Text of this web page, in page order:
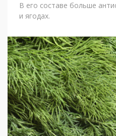
В его составе больше
и ягодах.